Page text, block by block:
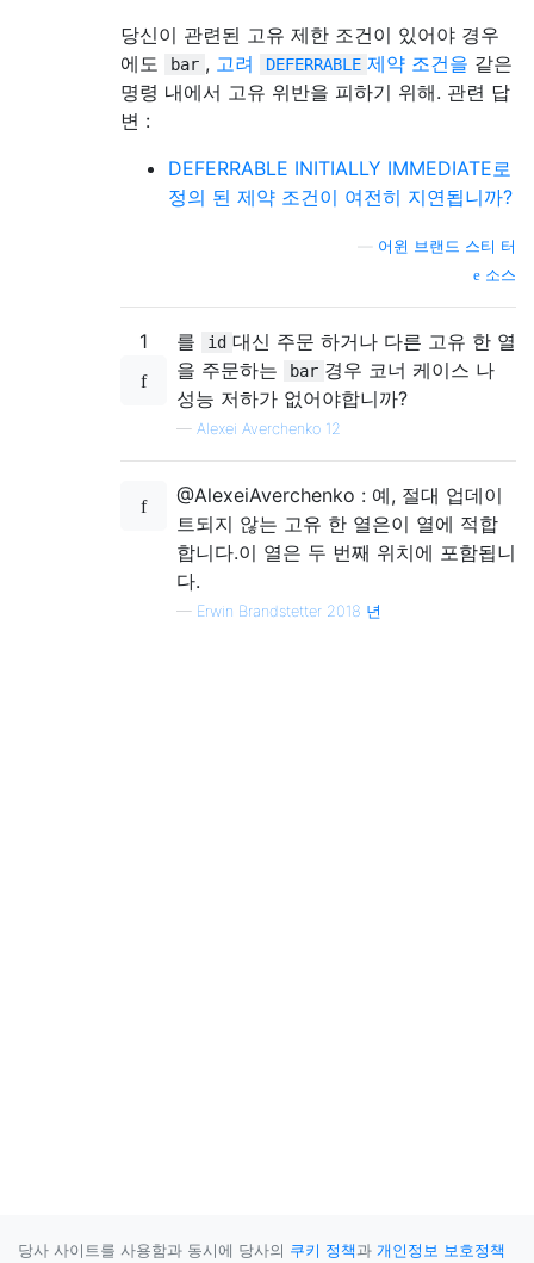
당신이 관련된 고유 제한 조건이 있어야 경우
에도
bar , 고려 DEFERRABLE 제약 조건을 같은
명령 내에서 고유 위반을 피하기 위해. 관련 답
변 :
DEFERRABLE INITIALLY IMMEDIATE로
정의 된 제약 조건이 여전히 지연됩니까?
어윈 브랜드 스티 터
소스
1 를 id 대신 주문 하거나 다른 고유 한 열
을 주문하는
bar 경우 코너 케이스 나
성능 저하가 없어야합니까?
— Alexei Averchenko 12
@AlexeiAverchenko : 예, 절대 업데이
트되지 않는 고유 한 열은이 열에 적합
합니다.이 열은 두 번째 위치에 포함됩니
다.
— Erwin Brandstetter 2018 년
당사 사이트를 사용함과 동시에 당사의 쿠키 정책과 개인정보 보호정책